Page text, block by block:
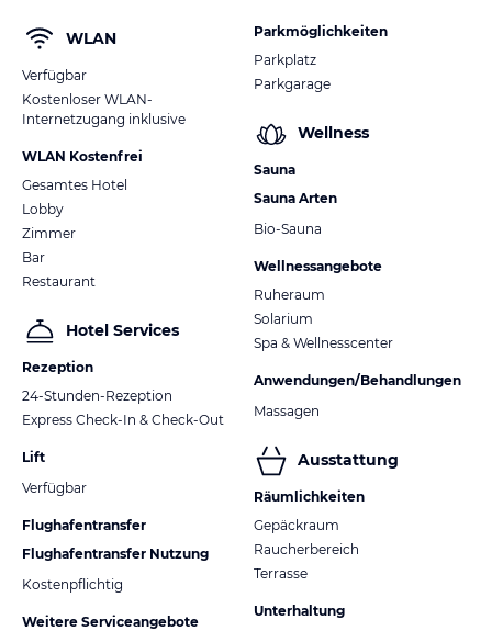
WLAN
Verfügbar
Kostenloser WLAN-
Internetzugang inklusive
WLAN Kostenfrei
Gesamtes Hotel
Lobby
Zimmer
Bar
Restaurant
Hotel Services
Rezeption
24-Stunden-Rezeption
Express Check-In & Check-Out
Lift
Verfügbar
Flughafentransfer
Flughafentransfer Nutzung
Kostenpflichtig
Weitere Serviceangebote
Parkmöglichkeiten
Parkplatz
Parkgarage
Wellness
Sauna
Sauna Arten
Bio-Sauna
Wellnessangebote
Ruheraum
Solarium
Spa & Wellnesscenter
Anwendungen/Behandlungen
Massagen
Ausstattung
Räumlichkeiten
Gepäckraum
Raucherbereich
Terrasse
Unterhaltung